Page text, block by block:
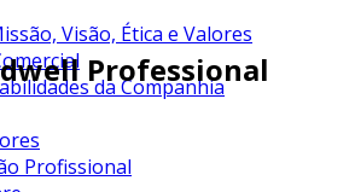
Visão, Ética e Valores
da Companhia
Profissional
Professional